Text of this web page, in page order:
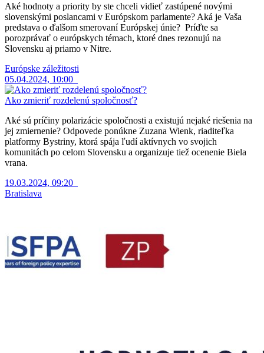
Aké hodnoty a priority by ste chceli vidieť zastúpené novými
slovenskými poslancami v Európskom parlamente? Aká je Vaša
predstava o ďalšom smerovaní Európskej únie? Príďte sa
porozprávať o európskych témach, ktoré dnes rezonujú na
Slovensku aj priamo v Nitre.
Európske záležitosti
05.04.2024, 10:00
Ako zmieriť rozdelenú spoločnosť?
Aké sú príčiny polarizácie spoločnosti a existujú nejaké riešenia na
jej zmiernenie? Odpovede ponúkne Zuzana Wienk, riaditeľka
platformy Bystriny, ktorá spája ľudí aktívnych vo svojich
komunitách po celom Slovensku a organizuje tiež ocenenie Biela
vrana.
19.03.2024, 09:20
Bratislava